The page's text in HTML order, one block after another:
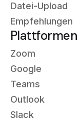
Datei-Upload
Empfehlungen
Plattformen
Zoom
Google
Teams
Outlook
Slack